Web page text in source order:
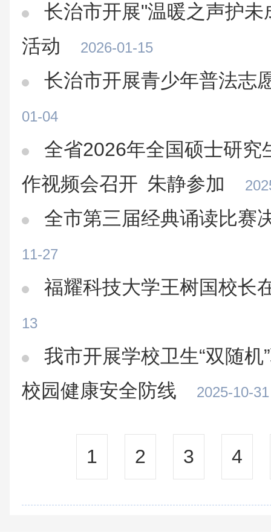
长治市开展"温暖之声护
活动
2026-01-15
长治市开展青少年普法志
01-04
全省2026年全国硕士研究
作视频会召开 朱静参加
全市第三届经典诵读比赛
11-27
福耀科技大学王树国校长
13
我市开展学校卫生“双随机
校园健康安全防线
2025-10-31
1 2 3 4